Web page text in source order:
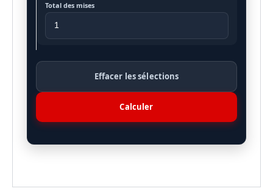
Total des mises
Effacer les sélections
Calculer